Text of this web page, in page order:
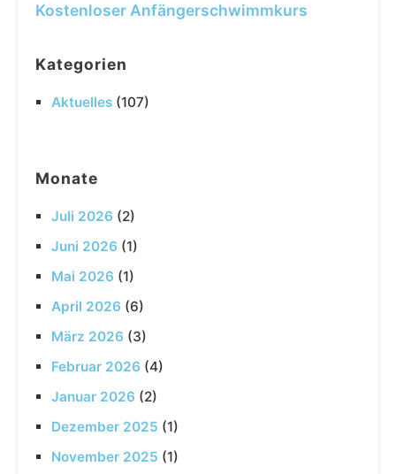
Kostenloser Anfängerschwimmkurs
Kategorien
Aktuelles (107)
Monate
Juli 2026 (2)
Juni 2026 (1)
Mai 2026 (1)
April 2026 (6)
März 2026 (3)
Februar 2026 (4)
Januar 2026 (2)
Dezember 2025 (1)
November 2025 (1)